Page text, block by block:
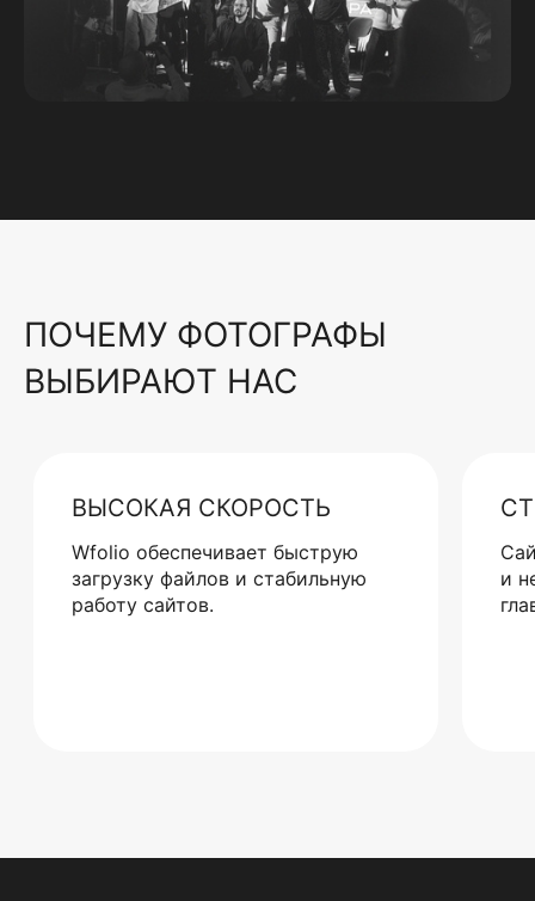
ПОЧЕМУ ФОТОГРАФЫ
ВЫБИРАЮТ НАС
ВЫСОКАЯ СКОРОСТЬ
Wfolio обеспечивает быструю
загрузку файлов и стабильную
работу сайтов.
и